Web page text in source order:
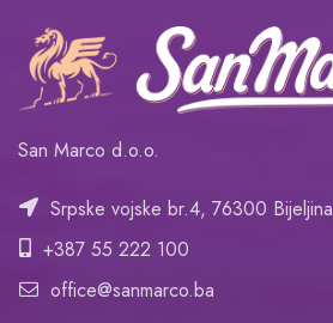
San Marco d.o.o.
Srpske vojske br.4, 76300 Bijeljina
+387 55 222 100
office@sanmarco.ba